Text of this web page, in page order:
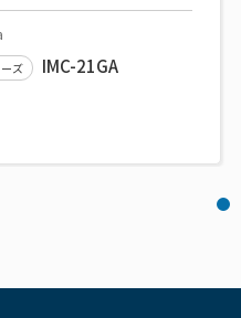
ズ IMC-21GA